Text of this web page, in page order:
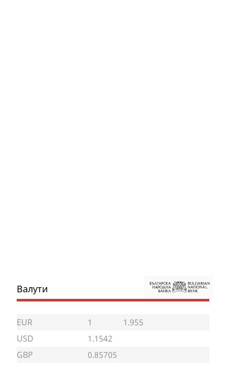
Валути
EUR 1
1.955
USD
1.1542
GBP
0.85705